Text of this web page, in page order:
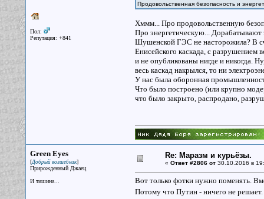
Пол:
Репутация: +841
Продовольственная безопасность и
Хммм... Про продовольственную
Про энергетическую... Дорабатывают
Шушенской ГЭС не насторожила? В
Енисейского каскада, с
и не опубликованы нигде и никогда.
весь каскад накрылся, то ни
У нас была оборонная
Что было построено (или крупно
что было закрыто, распродано,
Green Eyes
[Добрый волшебник]
Прирожденный Джаец
И тишина...
Re: Маразм и курьёзы.
« Ответ #2806 от30.10.2016 в
Вот только фотки нужно поменять.
Потому что Путин - ничего не